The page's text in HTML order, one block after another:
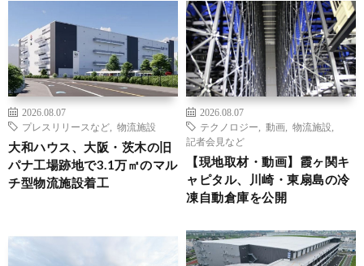
2026.08.07
プレスリリースなど
物流施設
大和ハウス、大阪・茨木の旧
パナ工場跡地で3.1万㎡のマル
チ型物流施設着工
2026.08.07
テクノロジー
動画 物流施設
記者会見など
【現地取材・動画】霞ヶ関キ
ャピタル、川崎・東扇島の冷
凍自動倉庫を公開